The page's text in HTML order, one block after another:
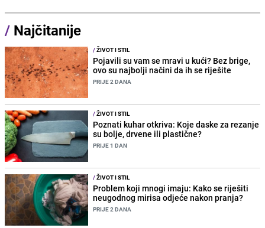
/ Najčitanije
/ŽIVOT I STIL
Pojavili su vam se mravi u kući? Bez brige,
ovo su najbolji načini da ih se riješite
PRIJE 2 DANA
/ŽIVOT I STIL
Poznati kuhar otkriva: Koje daske za rezanje
su bolje, drvene ili plastične?
PRIJE 1 DAN
/ŽIVOT I STIL
Problem koji mnogi imaju: Kako se riješiti
neugodnog mirisa odjeće nakon pranja?
PRIJE 2 DANA